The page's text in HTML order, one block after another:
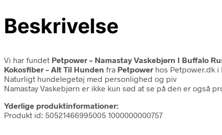
Beskrivelse
Vi har fundet Petpower – Namastay Vaskebjørn I Buffalo
Kokosfiber – Alt Til Hunden fra Petpower hos Petpower.dk
Naturligt hundelegetøj med personlighed og piv
Namastay Vaskebjørn er ikke kun sød at se på den er også
Yderlige produktinformationer:
Produkt id: 50521466995005 1000000000757